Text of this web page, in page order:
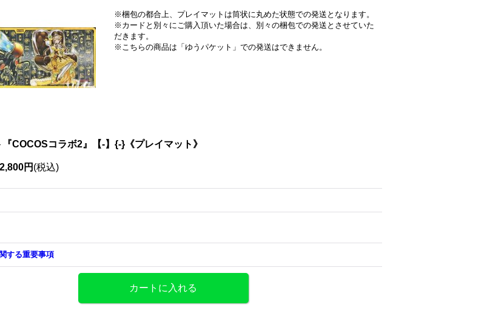
※梱包の都合上、プレイマットは筒状に丸めた状態での発送となります。
※カードと別々にご購入頂いた場合は、別々の梱包での発送とさせていた
だきます。
※こちらの商品は「ゆうパケット」での発送はできません。
COCOSコラボ2』【-】{-}《プレイマット》
円 (税込)
する重要事項